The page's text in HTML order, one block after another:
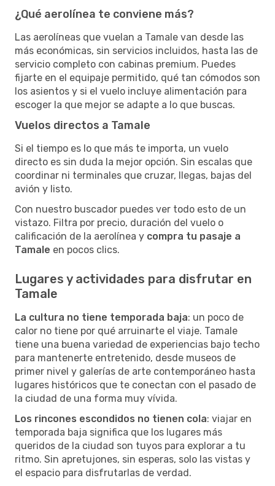
¿Qué aerolínea te conviene más?
Las aerolíneas que vuelan a Tamale van desde las
más económicas, sin servicios incluidos, hasta las de
servicio completo con cabinas premium. Puedes
fijarte en el equipaje permitido, qué tan cómodos son
los asientos y si el vuelo incluye alimentación para
escoger la que mejor se adapte a lo que buscas.
Vuelos directos a Tamale
Si el tiempo es lo que más te importa, un vuelo
directo es sin duda la mejor opción. Sin escalas que
coordinar ni terminales que cruzar, llegas, bajas del
avión y listo.
Con nuestro buscador puedes ver todo esto de un
vistazo. Filtra por precio, duración del vuelo o
calificación de la aerolínea y compra tu pasaje a
Tamale en pocos clics.
Lugares y actividades para disfrutar en
Tamale
La cultura no tiene temporada baja: un poco de
calor no tiene por qué arruinarte el viaje. Tamale
tiene una buena variedad de experiencias bajo techo
para mantenerte entretenido, desde museos de
primer nivel y galerías de arte contemporáneo hasta
lugares históricos que te conectan con el pasado de
la ciudad de una forma muy vívida.
Los rincones escondidos no tienen cola: viajar en
temporada baja significa que los lugares más
queridos de la ciudad son tuyos para explorar a tu
ritmo. Sin apretujones, sin esperas, solo las vistas y
el espacio para disfrutarlas de verdad.